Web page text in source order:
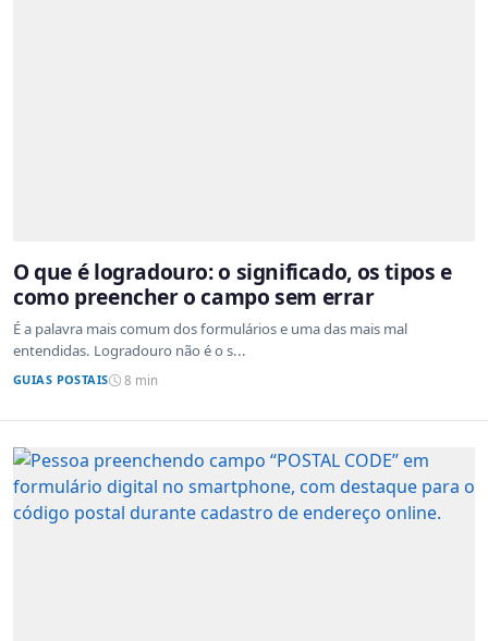
O que é logradouro: o significado, os tipos e
como preencher o campo sem errar
É a palavra mais comum dos formulários e uma das mais mal
entendidas. Logradouro não é o s...
GUIAS POSTAIS 8 min